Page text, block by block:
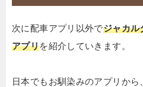
次に配車アプリ以外でジャカル
アプリを紹介していきます。
日本でもお馴染みのアプリか